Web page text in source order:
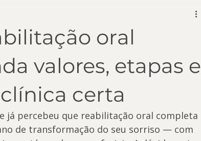
oral
valores, etapas e
certa
já percebeu que reabilitação oral completa
de transformação do seu sorriso — com